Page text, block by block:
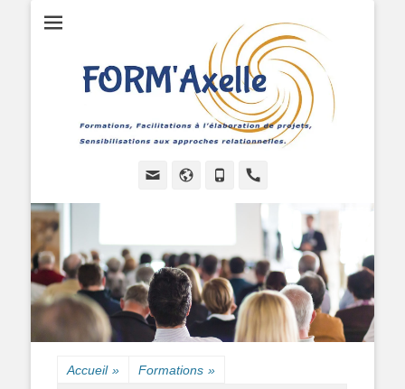
FORMAXELLE -
I.R.A.A.P.P.
Formations, Facilitations à l'élaboration de projets, Sensibilisations
aux approches relationnelles.
Email Site
Tél
Accueil » Formations »